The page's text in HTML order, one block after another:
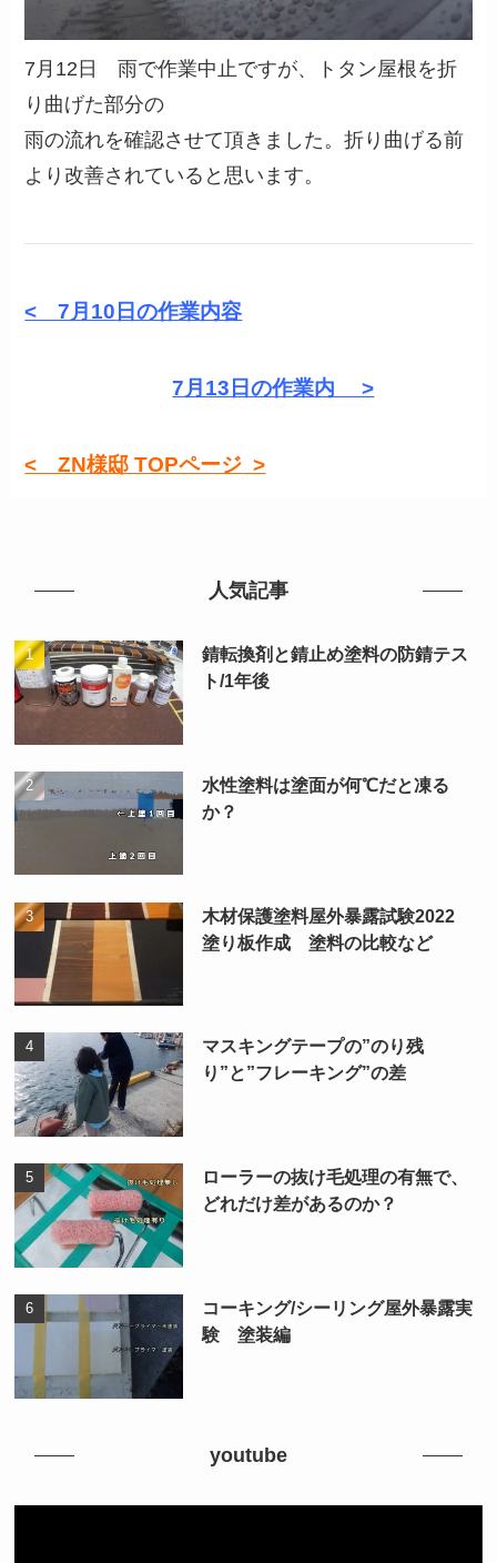
7月12日 雨で作業中止ですが、トタン屋根を折
り曲げた部分の
雨の流れを確認させて頂きました。折り曲げる前
より改善されていると思います。
< 7月10 日の作業内容
7月13日の作業内 >
< ZN様邸 TOPページ >
人気記事
錆転換剤と錆止め塗料の防錆テス
ト/1年後
水性塗料は塗面が何℃だと凍る
か？
木材保護塗料屋外暴露試験2022
塗り板作成 塗料の比較など
マスキングテープの”のり残
り”と”フレーキング”の差
ローラーの抜け毛処理の有無で、
どれだけ差があるのか？
コーキング/シーリング屋外暴露実
験 塗装編
youtube